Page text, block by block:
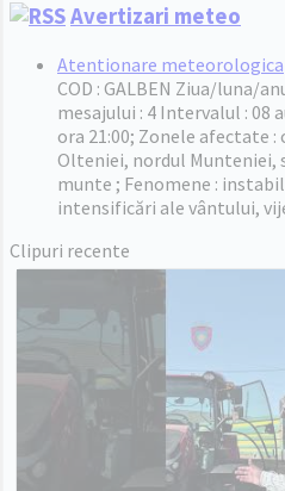
Avertizari meteo
Atentionare meteorologica
COD : GALBEN Ziua/luna/
mesajului : 4 Intervalul : 08
ora 21:00; Zonele afectate :
Olteniei, nordul Munteniei,
munte ; Fenomene :
intensificări ale vântului,
Clipuri recente